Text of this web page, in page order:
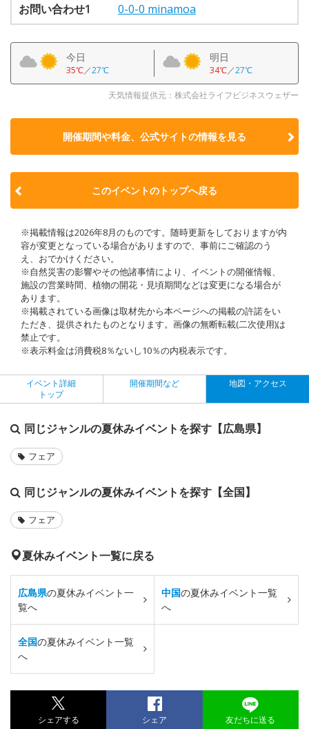
お問い合わせ1
0-0-0 minamoa
今日
35℃／27℃
明日
34℃／27℃
天気情報提供元：株式会社ライフビジネスウェザー
開催期間や料金、公式サイトの情報を見る
このイベントのトップへ戻る
※掲載情報は2026年8月のものです。随時更新をしておりますが内
容が変更となっている場合がありますので、事前にご確認のう
え、おでかけください。
※自然災害の影響やその他諸事情により、イベントの開催情報、
施設の営業時間、植物の開花・見頃期間などは変更になる場合が
あります。
※掲載されている画像は取材先から本ページへの掲載の許諾をい
ただき、提供されたものとなります。画像の無断転載(二次使用)は
禁止です。
※表示料金は消費税8％ないし10％の内税表示です。
イベント詳細
トップ
開催期間など 地図・アクセス
同じジャンルの夏休みイベントを探す【広島県】
フェア
同じジャンルの夏休みイベントを探す【全国】
フェア
夏休みイベント一覧に戻る
広島県の夏休みイベント一
覧へ
中国の夏休みイベント一覧
へ
全国の夏休みイベント一覧
へ
シェアする シェア 友だちに送る